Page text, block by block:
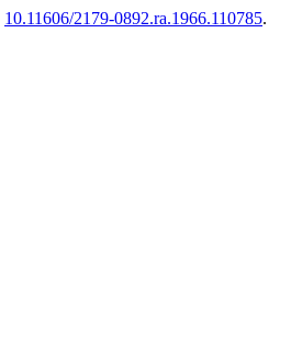
10.11606/2179-0892.ra.1966.110785.